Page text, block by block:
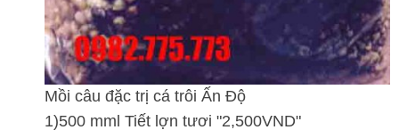
Mồi câu đặc trị cá trôi Ấn Độ
1)500 mml Tiết lợn tươi "2,500VND"